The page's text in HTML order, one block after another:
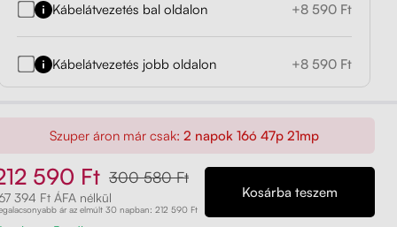
Kábelátvezetés bal oldalon +8 590 Ft
Kábelátvezetés jobb oldalon +8 590 Ft
Szuper áron már csak: 2 napok 16ó 47p 20mp
590 Ft 300 580 Ft
394 Ft ÁFA nélkül
ár az elmúlt 30 napban: 212 590 Ft